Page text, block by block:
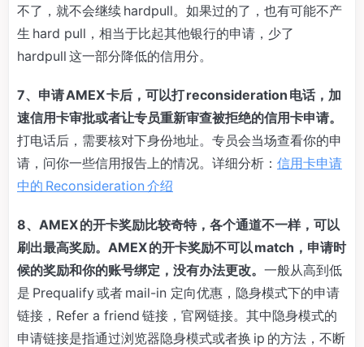
不了，就不会继续 hardpull。如果过的了，也有可能不产
生 hard pull，相当于比起其他银行的申请，少了
hardpull 这一部分降低的信用分。
7、 申请 AMEX 卡后，可以打 reconsideration 电话，加
速信用卡审批或者让专员重新审查被拒绝的信用卡申请。
打电话后，需要核对下身份地址。专员会当场查看你的申
请，问你一些信用报告上的情况。详细分析： 信用卡申请
中的 Reconsideration 介绍
8、AMEX 的开卡奖励比较奇特，各个通道不一样，可以
刷出最高奖励。AMEX 的开卡奖励不可以 match，申请时
候的奖励和你的账号绑定，没有办法更改。 一般从高到低
是 Prequalify 或者 mail-in 定向优惠，隐身模式下的申请
链接，Refer a friend 链接，官网链接。其中隐身模式的
申请链接是指通过浏览器隐身模式或者换 ip 的方法，不断